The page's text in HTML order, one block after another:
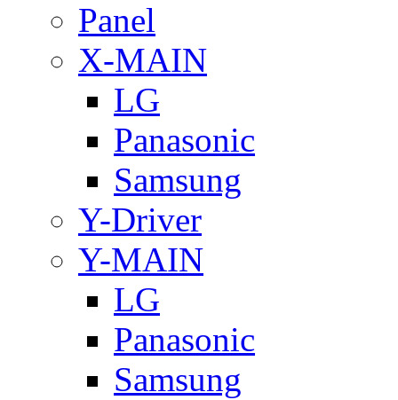
Panel
X-MAIN
LG
Panasonic
Samsung
Y-Driver
Y-MAIN
LG
Panasonic
Samsung